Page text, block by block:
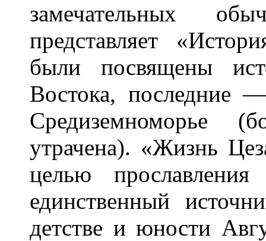
замечательных
представляет
были посвящены
Востока,
Средиземноморье
утрачена). «Жизнь
целью
единственный
детстве и юности